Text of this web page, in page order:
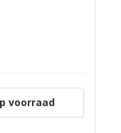
voorraad